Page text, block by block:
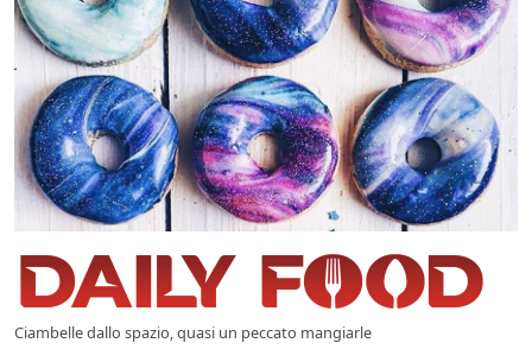
Ciambelle dallo spazio, quasi un peccato mangiarle